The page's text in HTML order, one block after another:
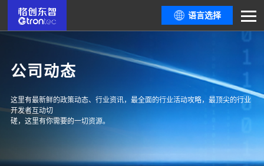
语言选择
公司动态
这里有最新鲜的政策动态、行业资讯，最全面的行业活动攻略，最顶尖的行业
开发者互动切
磋，这里有你需要的一切资源。